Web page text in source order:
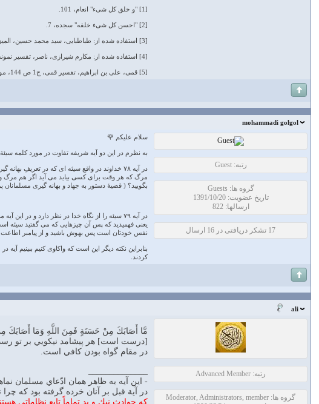
[1] "و خلق کل شیء" انعام، 101.
[2] "احسن کل شیء خلقه" سجده، 7.
[3] استفاده شده از: طباطبایی، سید محمد حسین، المیزان فی تفسیر القرآن، مترجم: موسوی همدانی، سید محمد باقر، ج 5 ص 10، دفتر انتشارات اسلامی جامعه مدرسین حوزه علمیه قم، قم، 1417 ق .
[4] استفاده شده از: مکارم شیرازی، ناصر، تفسیر نمونه، ج ‏4، ص 22، دار الکتب الاسلامیه، تهران، 1374 ش.
[5] قمی، علی بن ابراهیم، تفسیر قمی، ج1 ص 144، موسسه دار الکتاب، قم، 1404 ق.
mohammadi golgol
رتبه: Guest
گروه ها: Guests
تاریخ عضویت: 1391/10/20
ارسالها: 822
17 تشکر دریافتی در 16 ارسال
سلام علیکم 🌹
به نظرم در این دو آیه شریفه تفاوت در مورد کلمه
در آیه ۷۸ خداوند در واقع سیئه ای که در
مرگ که هر وقت برای کسی بیاید می آید اگر هم مرگ
بگویید؟ ( قضیۀ دستور به جهاد و بهانه گیری مسلمانان پرمدعا از
در آیه ۷۹ سیئه را از نگاه خدا در نظر دارد و
یعنی فهمیدید که پس آن چیزهایی که می گفتید سیئه
نفس خودتان است پس بهوش باشید و از پیامبر اطاعت کنید و
بنابراین نکته دیگر این است که واکاوی کنیم ببینیم
کردند.
ali
رتبه: Advanced Member
گروه ها: Moderator, Administrators, member
مَّا أَصَابَكَ مِنْ حَسَنَةٍ فَمِنَ اللَّهِ وَمَا أَصَابَكَ
[درست است] هر پيشامد نيكويي بر تو رسد
در مقام گواه بودن كافي است.
- اين آيه به ظاهر همان ادّعاي مسلمان
در آية قبل بر آنان خرده گرفته بود كه
كه حوادث نيك و بد تماماً تابع نظاماتي